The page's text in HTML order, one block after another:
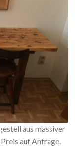
aus massiver
auf Anfrage.